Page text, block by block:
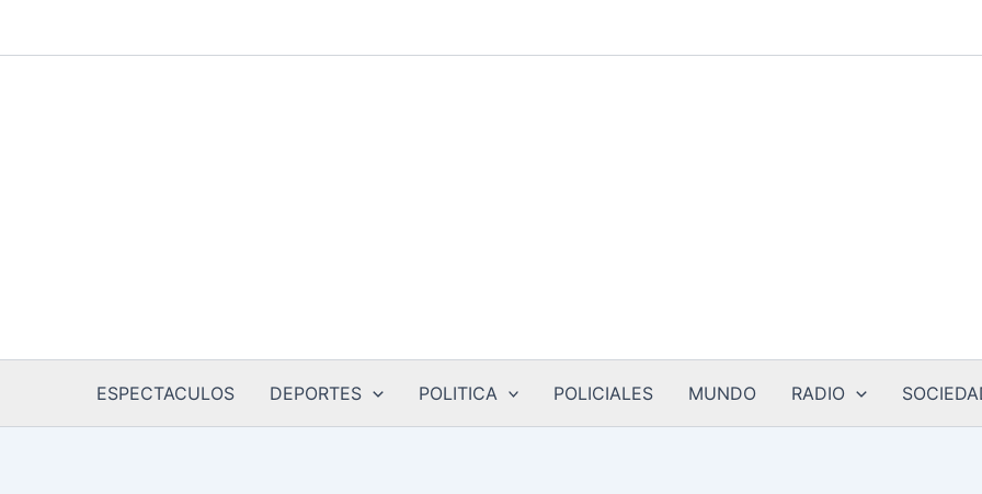
ESPECTACULOS DEPORTES POLITICA POLICIALES MUNDO RADIO